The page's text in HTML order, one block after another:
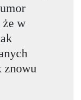
że w
znowu